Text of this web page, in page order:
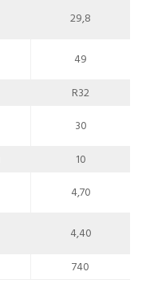
29,8
49
R32
30
10
4,70
4,40
740